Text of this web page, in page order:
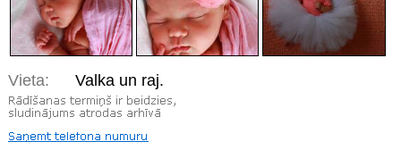
Vieta: Valka un raj.